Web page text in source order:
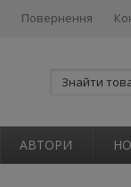
Повернення
АВТОРИ